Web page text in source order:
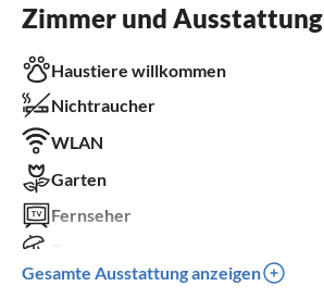
Zimmer und Ausstattung
Haustiere willkommen
Nichtraucher
WLAN
Garten
Fernseher
Kinderbett
Gesamte Ausstattung anzeigen